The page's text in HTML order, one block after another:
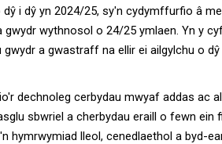
i dŷ yn 2024/25, sy'n cydymffurfio â
wythnosol o 24/25 ymlaen. Yn y
a gwastraff na ellir ei ailgylchu o
dechnoleg cerbydau mwyaf addas ac
sbwriel a cherbydau eraill o fewn
lleol, cenedlaethol a byd-